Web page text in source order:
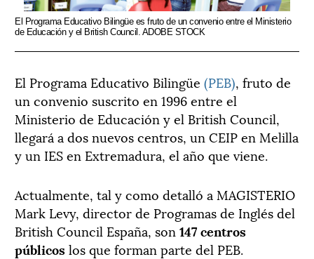
El Programa Educativo Bilingüe es fruto de un convenio entre el Ministerio
de Educación y el British Council. ADOBE STOCK
El Programa Educativo Bilingüe (PEB), fruto de
un convenio suscrito en 1996 entre el
Ministerio de Educación y el British Council,
llegará a dos nuevos centros, un CEIP en Melilla
y un IES en Extremadura, el año que viene.
Actualmente, tal y como detalló a MAGISTERIO
Mark Levy, director de Programas de Inglés del
British Council España, son 147 centros
públicoslos que forman parte del PEB.